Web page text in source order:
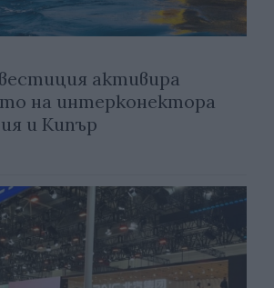
активира
на интерконектора
и Кипър